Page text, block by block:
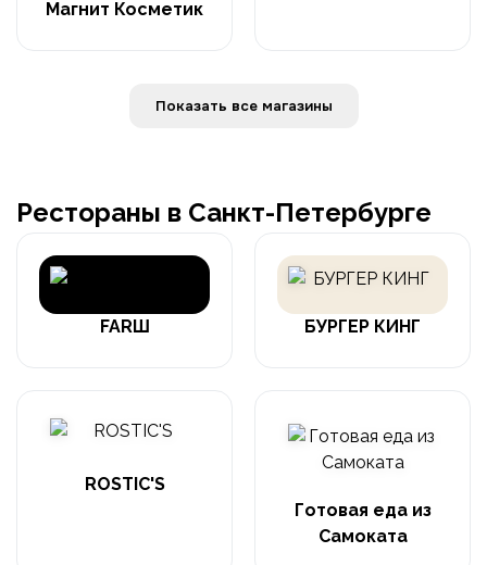
Магнит Косметик
Показать все магазины
Рестораны в Санкт-Петербурге
FARШ БУРГЕР КИНГ
ROSTIC'S
Готовая еда из
Самоката